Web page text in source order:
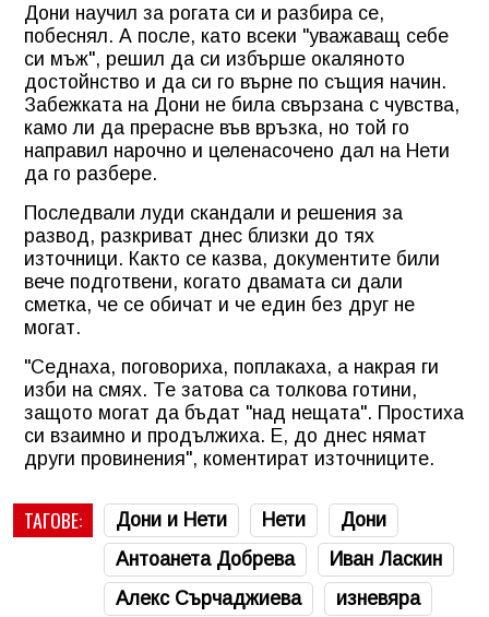
Дони научил за рогата си и разбира се,
побеснял. А после, като всеки "уважаващ себе
си мъж", решил да си избърше окаляното
достойнство и да си го върне по същия начин.
Забежката на Дони не била свързана с чувства,
камо ли да прерасне във връзка, но той го
направил нарочно и целенасочено дал на Нети
да го разбере.
Последвали луди скандали и решения за
развод, разкриват днес близки до тях
източници. Както се казва, документите били
вече подготвени, когато двамата си дали
сметка, че се обичат и че един без друг не
могат.
"Седнаха, поговориха, поплакаха, а накрая ги
изби на смях. Те затова са толкова готини,
защото могат да бъдат "над нещата". Простиха
си взаимно и продължиха. Е, до днес нямат
други провинения", коментират източниците.
ТАГОВЕ: Дони и Нети Нети
Дони
Антоанета Добрева
Иван Ласкин
Алекс Сърчаджиева
изневяра